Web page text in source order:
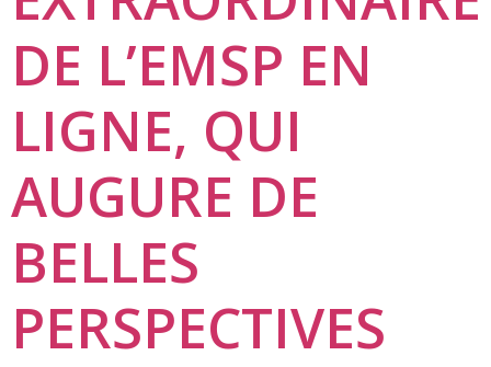
DE L’EMSP EN
LIGNE, QUI
AUGURE DE
BELLES
PERSPECTIVES